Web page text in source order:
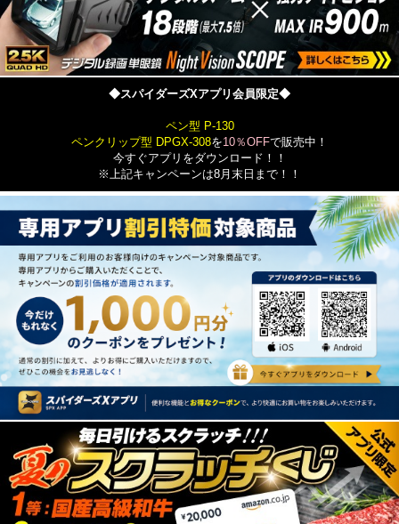
◆スパイダーズXアプリ会員限定◆
ペン型 P-130
ペンクリップ型 DPGX-308を10％OFFで販売中！
今すぐアプリをダウンロード！！
※上記キャンペーンは8月末日まで！！